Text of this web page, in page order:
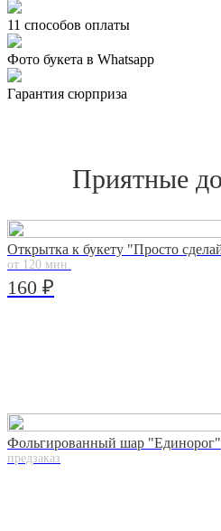
11 способов оплаты
Фото букета в Whatsapp
Гарантия сюрприза
Приятные
Открытка к букету "Просто
от 120 мин.
160 ₽
Фольгированный шар "Единорог"
предзаказ